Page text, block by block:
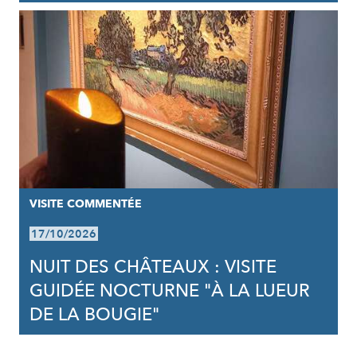
VISITE COMMENTÉE
17/10/2026
NUIT DES CHÂTEAUX : VISITE
GUIDÉE NOCTURNE "À LA LUEUR
DE LA BOUGIE"